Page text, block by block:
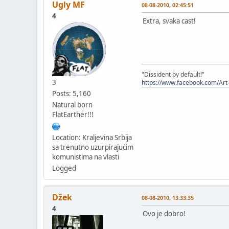
Ugly MF
4
3
Posts: 5,160
Natural born
FlatEarther!!!
Location: Kraljevina Srbija
sa trenutno uzurpirajućim
komunistima na vlasti
Logged
08-08-2010, 02:45:51
Extra, svaka cast!
"Dissident by default!"
https://www.facebook.com/
Džek
4
08-08-2010, 13:33:35
Ovo je dobro!